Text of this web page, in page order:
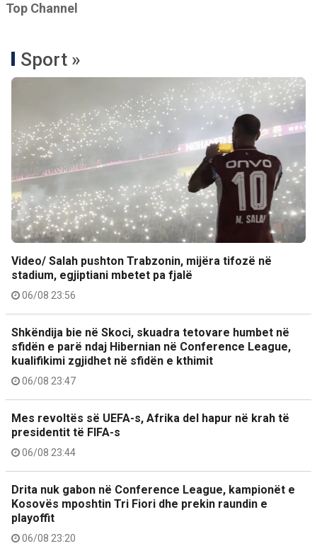
Top Channel
Sport »
Video/ Salah pushton Trabzonin, mijëra tifozë në
stadium, egjiptiani mbetet pa fjalë
06/08 23:56
Shkëndija bie në Skoci, skuadra tetovare humbet në
sfidën e parë ndaj Hibernian në Conference League,
kualifikimi zgjidhet në sfidën e kthimit
06/08 23:47
Mes revoltës së UEFA-s, Afrika del hapur në krah të
presidentit të FIFA-s
06/08 23:44
Drita nuk gabon në Conference League, kampionët e
Kosovës mposhtin Tri Fiori dhe prekin raundin e
playoffit
06/08 23:20